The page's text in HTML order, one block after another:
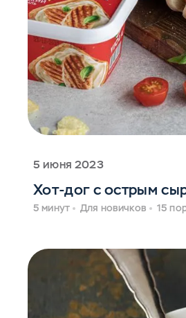
5 июня 2023
Хот-дог с острым
5 минут Для новичков 15